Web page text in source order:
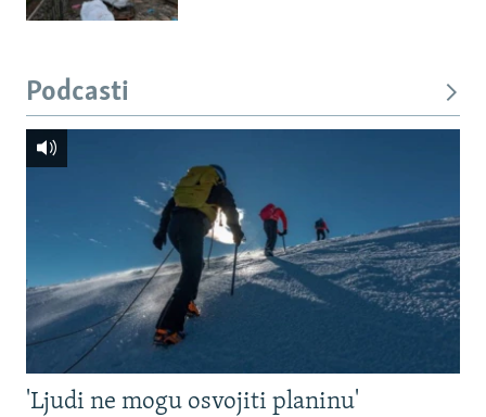
Podcasti
'Ljudi ne mogu osvojiti planinu'